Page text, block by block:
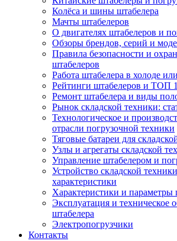
Колёса и шины штабелера
Мачты штабелеров
О двигателях штабелеров и
Обзоры брендов, серий и
Правила безопасности и
штабелеров
Работа штабелера в холоде
Рейтинги штабелеров и ТОП
Ремонт штабелера и виды
Рынок складской техники:
Технологическое и
отрасли погрузочной техники
Тяговые батареи для
Узлы и агрегаты складской
Управление штабелером и
Устройство складской
характеристики
Характеристики и параметры
Эксплуатация и техническое
штабелера
Электропогрузчики
Контакты